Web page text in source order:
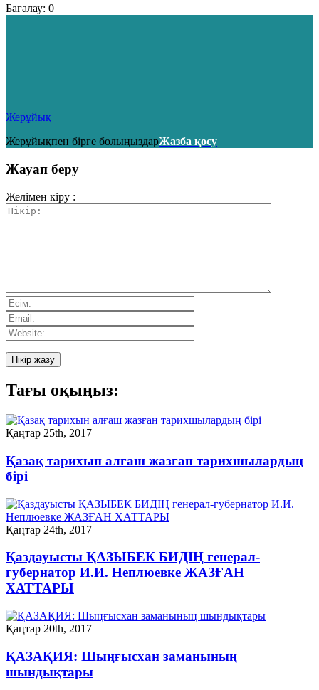
Бағалау: 0
Жерұйық
Жерұйықпен бірге болыңыздарЖазба қосу
Жауап беру
Желімен кіру :
Тағы оқыңыз:
Қаңтар 25th, 2017
Қазақ тарихын алғаш жазған тарихшылардың
бірі
Қаңтар 24th, 2017
Қаздауысты ҚАЗЫБЕК БИДІҢ генерал-
губернатор И.И. Неплюевке ЖАЗҒАН
ХАТТАРЫ
Қаңтар 20th, 2017
ҚАЗАҚИЯ: Шыңғысхан заманының
шындықтары